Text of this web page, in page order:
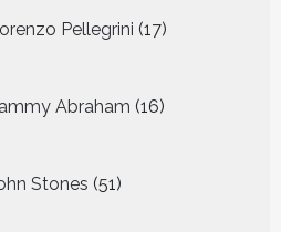
Pellegrini 17
producten
Abraham 16
producten
Stones 51
producten